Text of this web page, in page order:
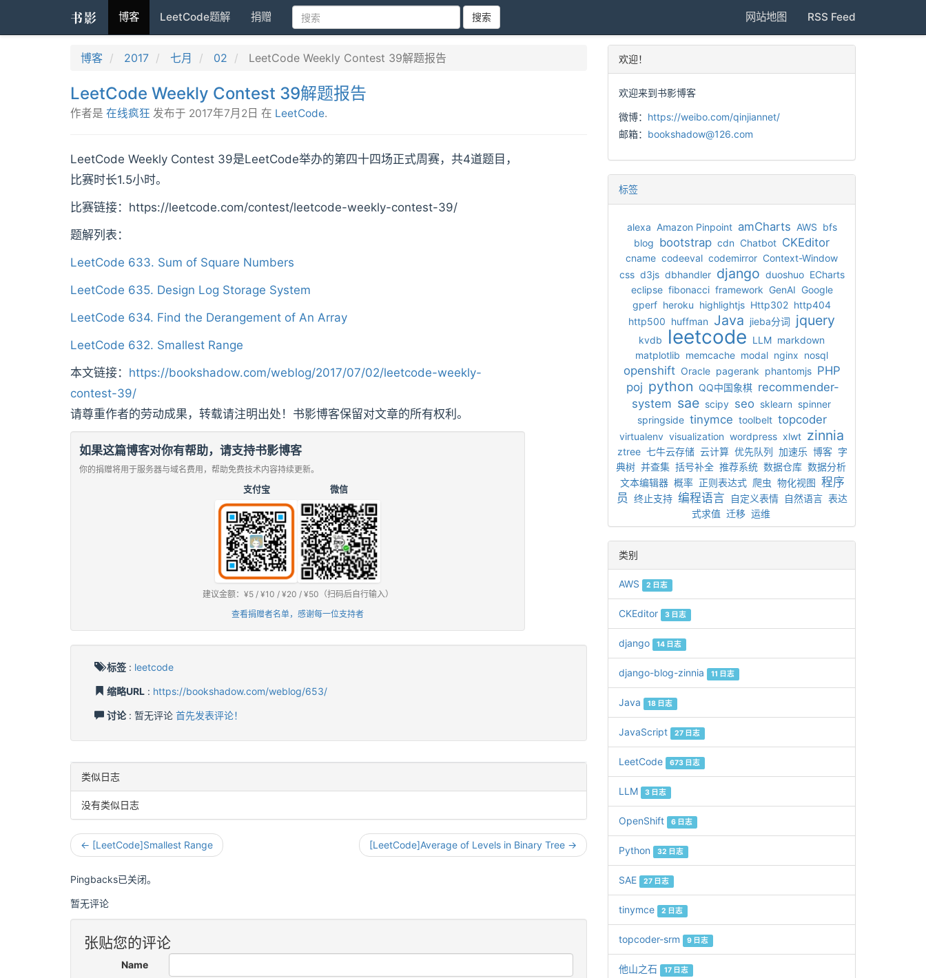
书影 博客 LeetCode题解 捐赠 搜索 网站地图 RSS Feed
博客 2017 七月 02 LeetCode Weekly Contest 39解题报告
LeetCode Weekly Contest 39解题报告
作者是 在线疯狂 发布于 2017年7月2日 在 LeetCode.
LeetCode Weekly Contest 39是LeetCode举办的第四十四场正式周赛，共4道题目，
比赛时长1.5小时。
比赛链接：https://leetcode.com/contest/leetcode-weekly-contest-39/
题解列表：
LeetCode 633. Sum of Square Numbers
LeetCode 635. Design Log Storage System
LeetCode 634. Find the Derangement of An Array
LeetCode 632. Smallest Range
本文链接： https://bookshadow.com/weblog/2017/07/02/leetcode-weekly-
contest-39/
请尊重作者的劳动成果，转载请注明出处！书影博客保留对文章的所有权利。
如果这篇博客对你有帮助，请支持书影博客
你的捐赠将用于服务器与域名费用，帮助免费技术内容持续更新。
支付宝 微信
建议金额：¥5 / ¥10 / ¥20 / ¥50（扫码后自行输入）
查看捐赠者名单，感谢每一位支持者
标签 : leetcode
缩略URL : https://bookshadow.com/weblog/653/
讨论: 暂无评论 首先发表评论！
类似日志
没有类似日志
[LeetCode]Average of Levels in Binary Tree →
← [LeetCode]Smallest Range
Pingbacks已关闭。
暂无评论
张贴您的评论
Name
欢迎！
欢迎来到书影博客
微博： https://weibo.com/qinjiannet/
邮箱： bookshadow@126.com
标签
alexa Amazon Pinpoint amCharts AWS bfs
blog bootstrap cdn Chatbot CKEditor
cname codeeval codemirror Context-Window
css d3js dbhandler django duoshuo ECharts
eclipse fibonacci framework GenAI Google
gperf heroku highlightjs Http302 http404
http500 huffman Java jieba分词 jquery
kvdb leetcode LLM markdown
matplotlib memcache modal nginx nosql
openshift Oracle pagerank phantomjs PHP
poj python QQ中国象棋 recommender-
system sae scipy seo sklearn spinner
springside tinymce toolbelt topcoder
virtualenv visualization wordpress xlwt zinnia
ztree 七牛云存储 云计算 优先队列 加速乐 博客 字
典树 并查集 括号补全 推荐系统 数据仓库 数据分析
文本编辑器 概率 正则表达式 爬虫 物化视图 程序
员 终止支持 编程语言 自定义表情 自然语言 表达
式求值 迁移 运维
类别
AWS 2 日志
CKEditor 3 日志
django 14 日志
django-blog-zinnia 11 日志
Java 18 日志
JavaScript 27 日志
LeetCode 673 日志
LLM 3 日志
OpenShift 6 日志
Python 32 日志
SAE 27 日志
tinymce 2 日志
topcoder-srm 9 日志
他山之石 17 日志